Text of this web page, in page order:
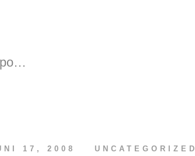
17, 2008 UNCATEGORIZED